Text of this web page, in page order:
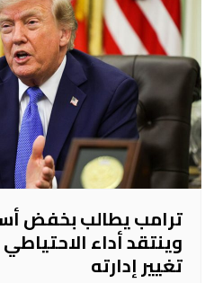
ترامب يطالب بخفض
وينتقد أداء
تغيير إدارته